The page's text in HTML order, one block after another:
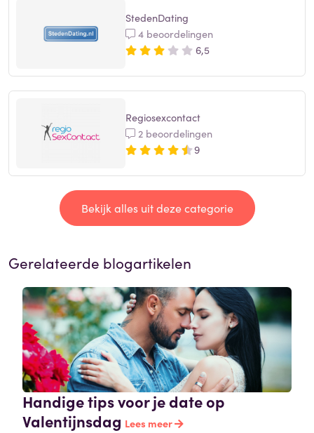
StedenDating
4 beoordelingen
6,5
Regiosexcontact
2 beoordelingen
9
Bekijk alles uit deze categorie
Gerelateerde blogartikelen
Handige tips voor je date op
Valentijnsdag Lees meer